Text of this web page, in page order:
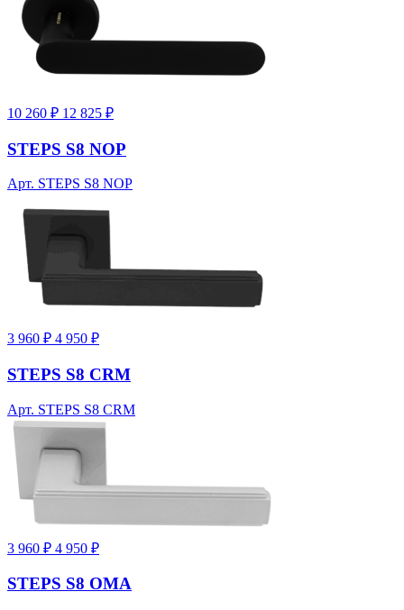
10 260 ₽ 12 825 ₽
STEPS S8 NOP
Арт. STEPS S8 NOP
3 960 ₽ 4 950 ₽
STEPS S8 CRM
Арт. STEPS S8 CRM
3 960 ₽ 4 950 ₽
STEPS S8 OMA